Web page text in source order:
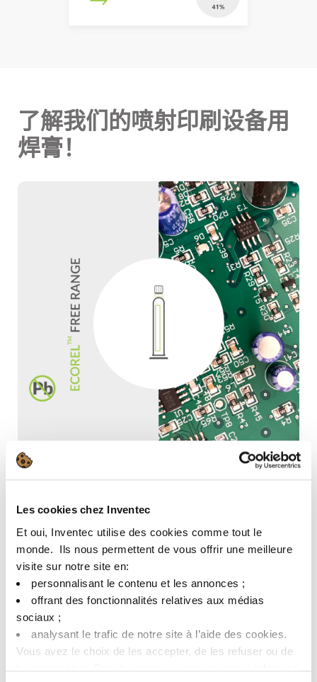
Les cookies chez Inventec
Et oui, Inventec utilise des cookies comme tout le
monde. ​ Ils nous permettent de vous offrir une meilleure
visite sur notre site en:​
personnalisant le contenu et les annonces ;​
offrant des fonctionnalités relatives aux médias
sociaux ; ​
analysant le trafic de notre site à l’aide des cookies.​
Vous avez le choix de les accepter, de les refuser ou de
les paramétrer.​ Pas de panique, vous pourrez également
了解我们的喷射印刷设备用
焊膏！
ECOREL FREE JP32
Sac 305无铅合金锡膏
喷印工艺
一致的焊膏沉积